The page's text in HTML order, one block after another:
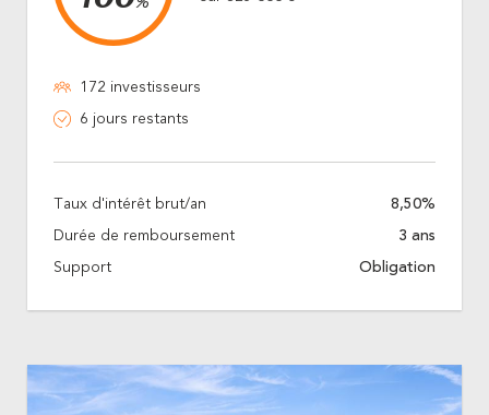
172 investisseurs
6 jours restants
Taux d'intérêt brut/an 8,50%
Durée de remboursement 3 ans
Support Obligation